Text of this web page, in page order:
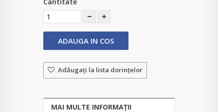
ADAUGA IN COS
Adăugaţi la lista dorinţelor
MAI MULTE INFORMAȚII